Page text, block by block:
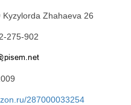
Kyzylorda Zhahaeva 26
275-902
287000033254